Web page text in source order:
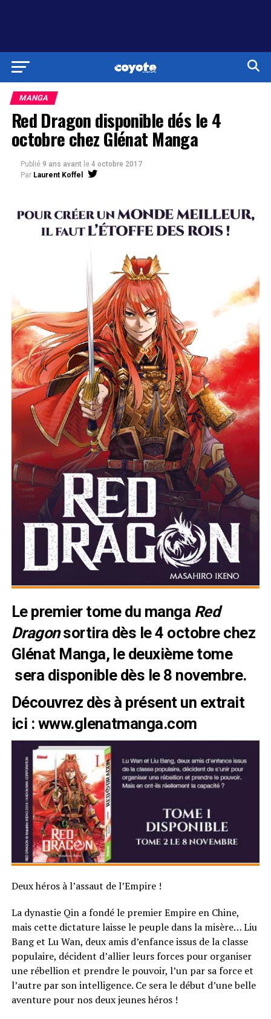
MANGA
Red Dragon disponible dés le 4
octobre chez Glénat Manga
Publié 9 ans avant le 4 octobre 2017
Par Laurent Koffel
Le premier tome du manga Red
Dragonsortira dès le 4 octobre chez
Glénat Manga, le deuxième tome
sera disponible dès le 8 novembre.
Découvrez dès à présent un extrait
ici : www.glenatmanga.com
Deux héros à l’assaut de l’Empire !
La dynastie Qin a fondé le premier Empire en Chine,
mais cette dictature laisse le peuple dans la misère… Liu
Bang et Lu Wan, deux amis d’enfance issus de la classe
populaire, décident d’allier leurs forces pour organiser
une rébellion et prendre le pouvoir, l’un par sa force et
l’autre par son intelligence. Ce sera le début d’une belle
aventure pour nos deux jeunes héros !